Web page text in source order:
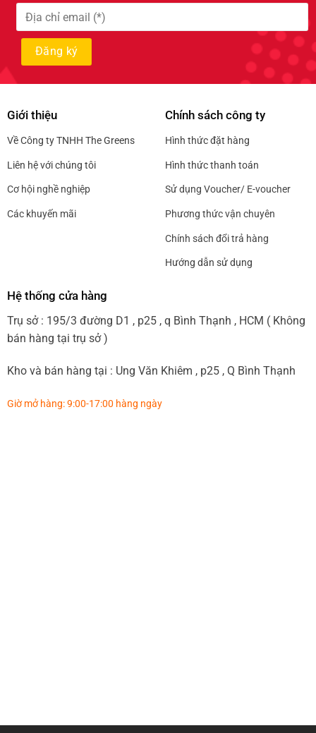
Giới thiệu
Về Công ty TNHH The Greens
Liên hệ với chúng tôi
Cơ hội nghề nghiệp
Các khuyến mãi
Chính sách công ty
Hình thức đặt hàng
Hình thức thanh toán
Sử dụng Voucher/ E-voucher
Phương thức vận chuyên
Chính sách đổi trả hàng
Hướng dẫn sử dụng
Hệ thống cửa hàng
Trụ sở : 195/3 đường D1 , p25 , q Bình Thạnh , HCM ( Không
bán hàng tại trụ sở )
Kho và bán hàng tại : Ung Văn Khiêm , p25 , Q Bình Thạnh
Giờ mở hàng: 9:00-17:00 hàng ngày